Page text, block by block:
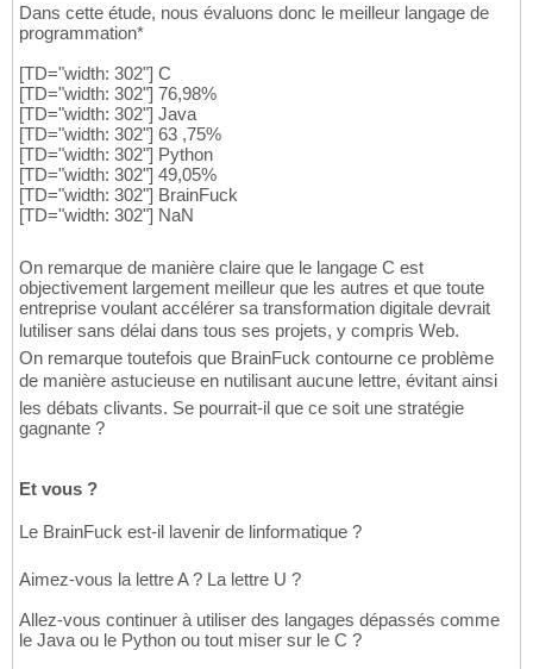
Dans cette étude, nous évaluons donc le meilleur langage de
programmation*
[TD="width: 302"] C
[TD="width: 302"] 76,98%
[TD="width: 302"] Java
[TD="width: 302"] 63 ,75%
[TD="width: 302"] Python
[TD="width: 302"] 49,05%
[TD="width: 302"] BrainFuck
[TD="width: 302"] NaN
On remarque de manière claire que le langage C est
objectivement largement meilleur que les autres et que toute
entreprise voulant accélérer sa transformation digitale devrait
lutiliser sans délai dans tous ses projets, y compris Web.
On remarque toutefois que BrainFuck contourne ce problème
de manière astucieuse en nutilisant aucune lettre, évitant ainsi
les débats clivants. Se pourrait-il que ce soit une stratégie
gagnante ?
Et vous ?
Le BrainFuck est-il lavenir de linformatique ?
Aimez-vous la lettre A ? La lettre U ?
Allez-vous continuer à utiliser des langages dépassés comme
le Java ou le Python ou tout miser sur le C ?